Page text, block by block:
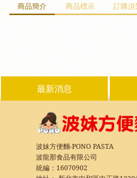
商品簡介 商品標示 訂購須
最新消息
波妹方便麵-PONO PASTA
波龍那食品有限公司
統編：16070902